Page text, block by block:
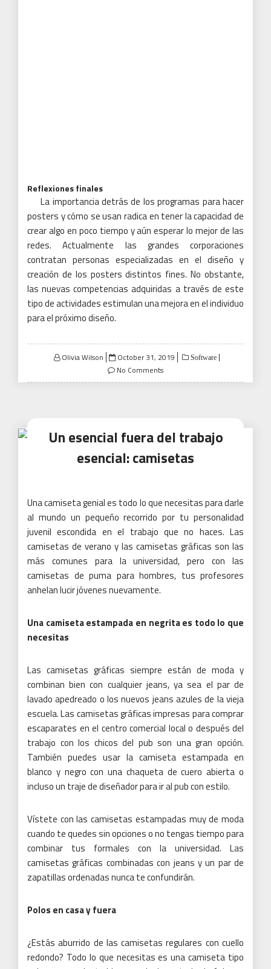
Reflexiones finales
La importancia detrás de los programas para hacer
posters y cómo se usan radica en tener la capacidad de
crear algo en poco tiempo y aún esperar lo mejor de las
redes. Actualmente las grandes corporaciones
contratan personas especializadas en el diseño y
creación de los posters distintos fines. No obstante,
las nuevas competencias adquiridas a través de este
tipo de actividades estimulan una mejora en el individuo
para el próximo diseño.
Olivia Wilson
Posted
on
October 31, 2019 Software
No Comments
Un esencial fuera del trabajo
esencial: camisetas
Una camiseta genial es todo lo que necesitas para darle
al mundo un pequeño recorrido por tu personalidad
juvenil escondida en el trabajo que no haces. Las
camisetas de verano y las camisetas gráficas son las
más comunes para la universidad, pero con las
camisetas de puma para hombres, tus profesores
anhelan lucir jóvenes nuevamente.
Una camiseta estampada en negrita es todo lo que
necesitas
Las camisetas gráficas siempre están de moda y
combinan bien con cualquier jeans, ya sea el par de
lavado apedreado o los nuevos jeans azules de la vieja
escuela.Las camisetas gráficas impresas para comprar
escaparates en el centro comercial local o después del
trabajo con los chicos del pub son una gran opción.
También puedes usar la camiseta estampada en
blanco y negro con una chaqueta de cuero abierta o
incluso un traje de diseñador para ir al pub con estilo.
Vístete con las camisetas estampadas muy de moda
cuando te quedes sin opciones o no tengas tiempo para
combinar tus formales con la universidad. Las
camisetas gráficas combinadas con jeans y un par de
zapatillas ordenadas nunca te confundirán.
Polos en casa y fuera
¿Estás aburrido de las camisetas regulares con cuello
redondo? Todo lo que necesitas es una camiseta tipo